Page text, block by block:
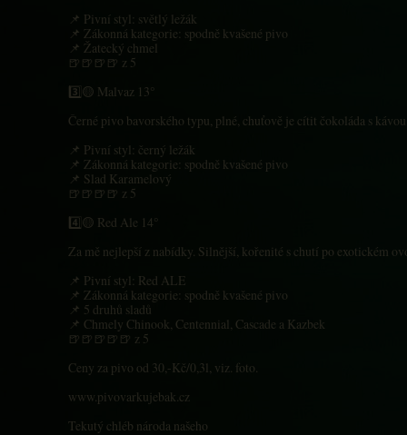
📌 Pivní styl: světlý ležák
📌 Zákonná kategorie: spodně kvašené pivo
📌 Žatecký chmel
🍺🍺🍺🍺 z 5
3️⃣🟡 Malvaz 13°
Černé pivo bavorského typu, plné, chuťově je cítit čokoláda s
📌 Pivní styl: černý ležák
📌 Zákonná kategorie: spodně kvašené pivo
📌 Slad Karamelový
🍺🍺🍺🍺 z 5
4️⃣🟡 Red Ale 14°
Za mě nejlepší z nabídky. Silnější, kořenité s chutí po exotickém
📌 Pivní styl: Red ALE
📌 Zákonná kategorie: spodně kvašené pivo
📌 5 druhů sladů
📌 Chmely Chinook, Centennial, Cascade a Kazbek
🍺🍺🍺🍺🍺 z 5
Ceny za pivo od 30,-Kč/0,3l, viz. foto.
www.pivovarkujebak.cz
Tekutý chléb národa našeho